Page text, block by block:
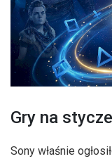
Gry na
Sony właśnie